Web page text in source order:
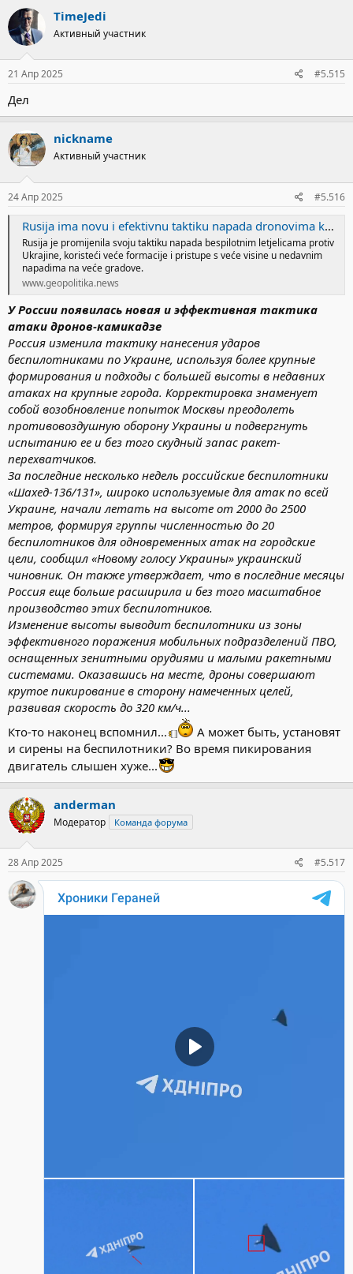
TimeJedi
Активный участник
21 Апр 2025 #5.515
Дел
nickname
Активный участник
24 Апр 2025 #5.516
Rusija ima novu i efektivnu taktiku napada dronovima kamikazama | Geopolitika News
Rusija je promijenila svoju taktiku napada bespilotnim letjelicama protiv
Ukrajine, koristeći veće formacije i pristupe s veće visine u nedavnim
napadima na veće gradove.
www.geopolitika.news
У России появилась новая и эффективная тактика
атаки дронов-камикадзе
Россия изменила тактику нанесения ударов
беспилотниками по Украине, используя более крупные
формирования и подходы с большей высоты в недавних
атаках на крупные города. Корректировка знаменует
собой возобновление попыток Москвы преодолеть
противовоздушную оборону Украины и подвергнуть
испытанию ее и без того скудный запас ракет-
перехватчиков.
За последние несколько недель российские беспилотники
«Шахед-136/131», широко используемые для атак по всей
Украине, начали летать на высоте от 2000 до 2500
метров, формируя группы численностью до 20
беспилотников для одновременных атак на городские
цели, сообщил «Новому голосу Украины» украинский
чиновник. Он также утверждает, что в последние месяцы
Россия еще больше расширила и без того масштабное
производство этих беспилотников.
Изменение высоты выводит беспилотники из зоны
эффективного поражения мобильных подразделений ПВО,
оснащенных зенитными орудиями и малыми ракетными
системами. Оказавшись на месте, дроны совершают
крутое пикирование в сторону намеченных целей,
развивая скорость до 320 км/ч...
Кто-то наконец вспомнил...
А может быть, установят
и сирены на беспилотники? Во время пикирования
двигатель слышен хуже...
anderman
Модератор Команда форума
28 Апр 2025 #5.517